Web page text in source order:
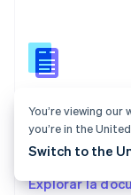
Encuentra una
Stripe.
Explorar la
Português
RAE de Hong
Reino Unido
República
English
English
You’re viewing
you’re in the
Switch to the